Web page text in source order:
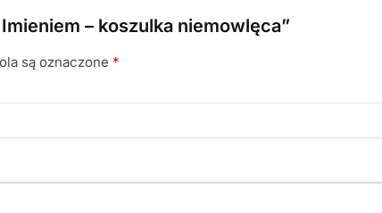
– koszulka niemowlęca”
są oznaczone *